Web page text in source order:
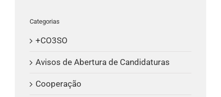
Categorias
+CO3SO
Avisos de Abertura de Candidaturas
Cooperação